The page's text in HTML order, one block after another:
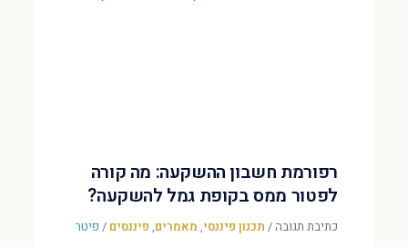
רפורמת חשבון ההשקעה: מה קורה
לפטור ממס בקופת גמל להשקעה?
כתיבת תגובה/ תכנון פיננסי, מאמרים, פיננסים / פיטר